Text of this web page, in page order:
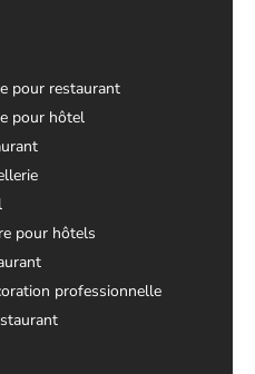
pour restaurant
pour hôtel
pour hôtels
professionnelle